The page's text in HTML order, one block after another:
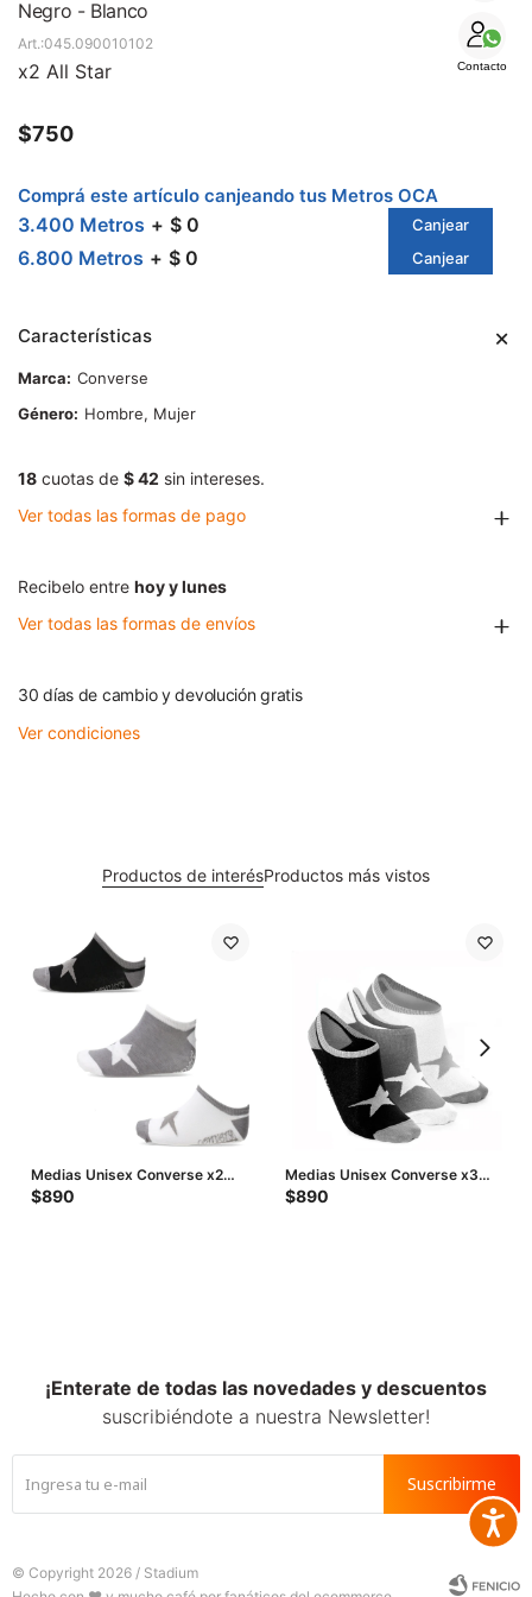
Negro - Blanco
Contacto
045.090010102
x2 All Star
$750
Comprá este artículo canjeando tus Metros OCA
3.400 Metros $ 0 Canjear
6.800 Metros $ 0 Canjear
Características
Marca
Converse
Género
Hombre, Mujer
18 cuotas de $ 42 sin intereses.
Ver todas las formas de pago
Recibelo entre hoy y lunes
Ver todas las formas de envíos
30 días de cambio y devolución gratis
Ver condiciones
Productos de interésProductos más vistos
Medias Unisex Converse x2
Chuck Taylor - Negro - Gris -
$890
Medias Unisex Converse x3
Chuck Taylor - Negro - Gris -
$890
¡Enterate de todas las novedades y descuentos
suscribiéndote a nuestra Newsletter!
Suscribirme
© Copyright 2026 / Stadium